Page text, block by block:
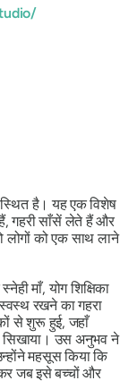
है। यह एक विशेष
गहरी साँसें लेते हैं और
को एक साथ लाने
माँ, योग शिक्षिका
रखने का गहरा
से शुरू हुई, जहाँ
सिखाया। उस अनुभव ने
महसूस किया कि
जब इसे बच्चों और